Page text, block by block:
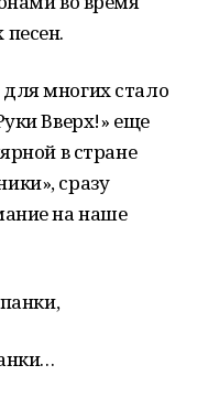
многих стало
Вверх!» еще
в стране
сразу
на наше